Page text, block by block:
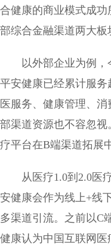
合健康的商业模式成
部综合金融渠道两大板
以外部企业为例
平安健康已经累计服务
医服务、健康管理、
部渠道资源也不容忽
疗平台在B端渠道拓展
从医疗1.0到2.0医
安健康会作为线上+线
多渠道引流。之前以C
健康认为中国互联网